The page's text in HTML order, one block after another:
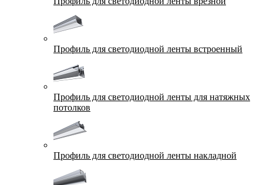
Профиль для светодиодной ленты встроенный
Профиль для светодиодной ленты для натяжных
потолков
Профиль для светодиодной ленты накладной